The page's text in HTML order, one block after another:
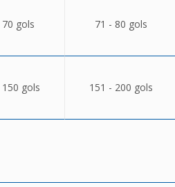
gols 71 - 80 gols
gols 151 - 200 gols